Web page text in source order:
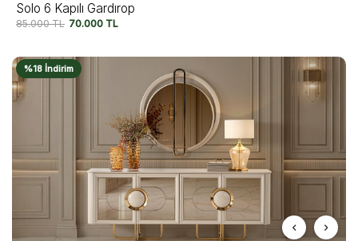
Solo 6 Kapılı Gardırop
85.000TL 70.000 TL
%18 İndirim